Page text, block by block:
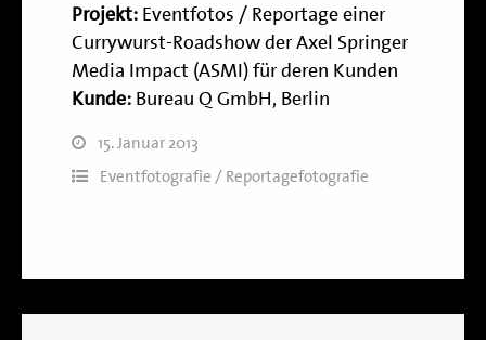
Projekt: Eventfotos / Reportage einer
Currywurst-Roadshow der Axel Springer
Media Impact (ASMI) für deren Kunden
Kunde: Bureau Q GmbH, Berlin
15. Januar 2013
Eventfotografie / Reportagefotografie